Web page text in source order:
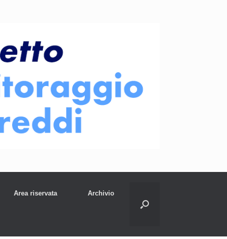
Area riservata Archivio